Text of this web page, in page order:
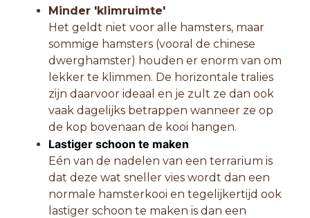
Minder 'klimruimte'
Het geldt niet voor alle hamsters, maar
sommige hamsters (vooral de chinese
dwerghamster) houden er enorm van om
lekker te klimmen. De horizontale tralies
zijn daarvoor ideaal en je zult ze dan ook
vaak dagelijks betrappen wanneer ze op
de kop bovenaan de kooi hangen.
Lastiger schoon te maken
Eén van de nadelen van een terrarium is
dat deze wat sneller vies wordt dan een
normale hamsterkooi en tegelijkertijd ook
lastiger schoon te maken is dan een